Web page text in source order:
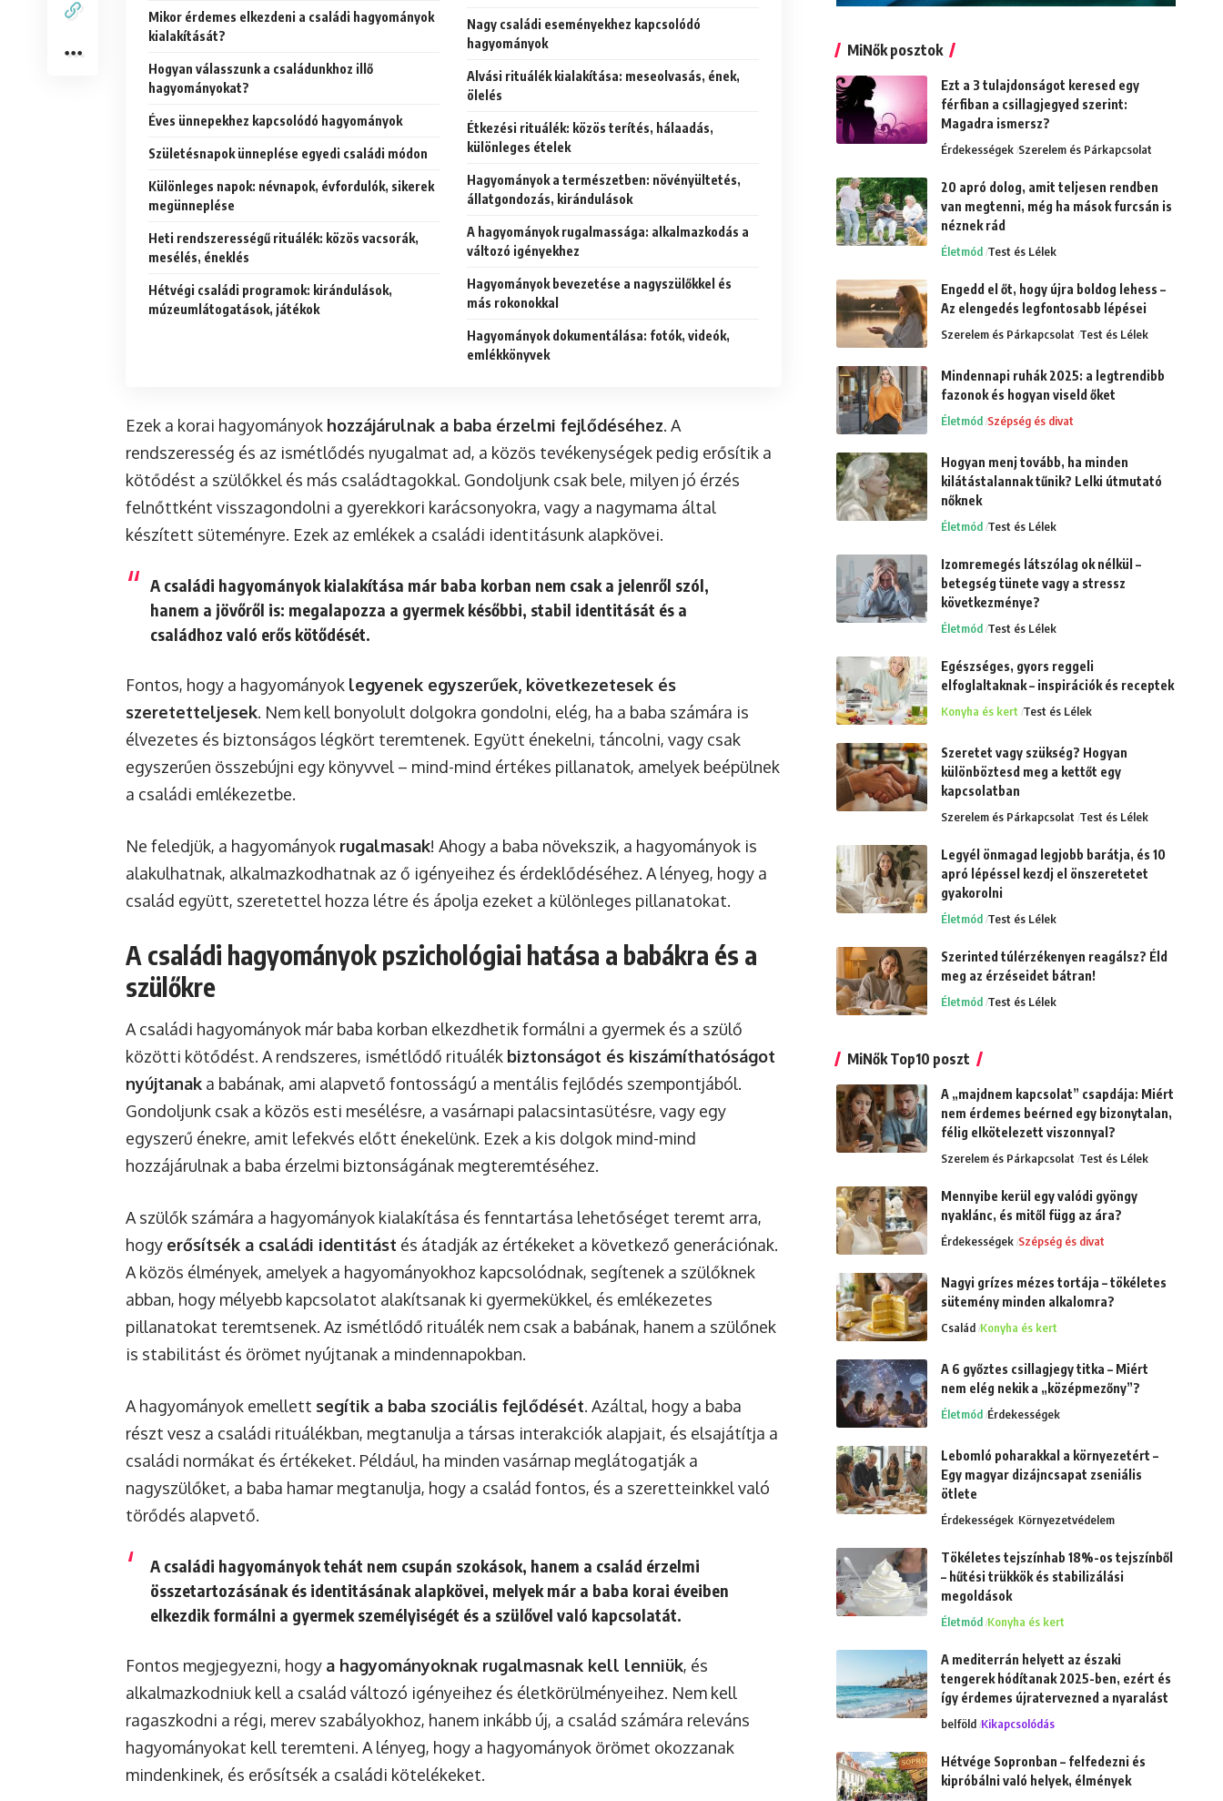
Mikor érdemes elkezdeni a családi hagyományok
kialakítását?
Hogyan válasszunk a családunkhoz illő
hagyományokat?
Éves ünnepekhez kapcsolódó hagyományok
Születésnapok ünneplése egyedi családi módon
Különleges napok: névnapok, évfordulók, sikerek
megünneplése
Heti rendszerességű rituálék: közös vacsorák,
mesélés, éneklés
Hétvégi családi programok: kirándulások,
múzeumlátogatások, játékok
Nagy családi eseményekhez kapcsolódó
hagyományok
Alvási rituálék kialakítása: meseolvasás, ének,
ölelés
Étkezési rituálék: közös terítés, hálaadás,
különleges ételek
Hagyományok a természetben: növényültetés,
állatgondozás, kirándulások
A hagyományok rugalmassága: alkalmazkodás a
változó igényekhez
Hagyományok bevezetése a nagyszülőkkel és
más rokonokkal
Hagyományok dokumentálása: fotók, videók,
emlékkönyvek
Ezek a korai hagyományok hozzájárulnak a baba érzelmi fejlődéséhez. A
rendszeresség és az ismétlődés nyugalmat ad, a közös tevékenységek pedig erősítik a
kötődést a szülőkkel és más családtagokkal. Gondoljunk csak bele, milyen jó érzés
felnőttként visszagondolni a gyerekkori karácsonyokra, vagy a nagymama által
készített süteményre. Ezek az emlékek a családi identitásunk alapkövei.
A családi hagyományok kialakítása már baba korban nem csak a jelenről szól,
hanem a jövőről is: megalapozza a gyermek későbbi, stabil identitását és a
családhoz való erős kötődését.
Fontos, hogy a hagyományok legyenek egyszerűek, következetesek és
szeretetteljesek. Nem kell bonyolult dolgokra gondolni, elég, ha a baba számára is
élvezetes és biztonságos légkört teremtenek. Együtt énekelni, táncolni, vagy csak
egyszerűen összebújni egy könyvvel – mind-mind értékes pillanatok, amelyek beépülnek
a családi emlékezetbe.
Ne feledjük, a hagyományok rugalmasak! Ahogy a baba növekszik, a hagyományok is
alakulhatnak, alkalmazkodhatnak az ő igényeihez és érdeklődéséhez. A lényeg, hogy a
család együtt, szeretettel hozza létre és ápolja ezeket a különleges pillanatokat.
A családi hagyományok pszichológiai hatása a babákra és a
szülőkre
A családi hagyományok már baba korban elkezdhetik formálni a gyermek és a szülő
közötti kötődést. A rendszeres, ismétlődő rituálék biztonságot és kiszámíthatóságot
nyújtanak a babának, ami alapvető fontosságú a mentális fejlődés szempontjából.
Gondoljunk csak a közös esti mesélésre, a vasárnapi palacsintasütésre, vagy egy
egyszerű énekre, amit lefekvés előtt énekelünk. Ezek a kis dolgok mind-mind
hozzájárulnak a baba érzelmi biztonságának megteremtéséhez.
A szülők számára a hagyományok kialakítása és fenntartása lehetőséget teremt arra,
hogy erősítsék a családi identitást és átadják az értékeket a következő generációnak.
A közös élmények, amelyek a hagyományokhoz kapcsolódnak, segítenek a szülőknek
abban, hogy mélyebb kapcsolatot alakítsanak ki gyermekükkel, és emlékezetes
pillanatokat teremtsenek. Az ismétlődő rituálék nem csak a babának, hanem a szülőnek
is stabilitást és örömet nyújtanak a mindennapokban.
A hagyományok emellett segítik a baba szociális fejlődését. Azáltal, hogy a baba
részt vesz a családi rituálékban, megtanulja a társas interakciók alapjait, és elsajátítja a
családi normákat és értékeket. Például, ha minden vasárnap meglátogatják a
nagyszülőket, a baba hamar megtanulja, hogy a család fontos, és a szeretteinkkel való
törődés alapvető.
A családi hagyományok tehát nem csupán szokások, hanem a család érzelmi
összetartozásának és identitásának alapkövei, melyek már a baba korai éveiben
elkezdik formálni a gyermek személyiségét és a szülővel való kapcsolatát.
Fontos megjegyezni, hogy a hagyományoknak rugalmasnak kell lenniük, és
alkalmazkodniuk kell a család változó igényeihez és életkörülményeihez. Nem kell
ragaszkodni a régi, merev szabályokhoz, hanem inkább új, a család számára releváns
hagyományokat kell teremteni. A lényeg, hogy a hagyományok örömet okozzanak
mindenkinek, és erősítsék a családi kötelékeket.
MiNők posztok
Ezt a 3 tulajdonságot keresed egy
férfiban a csillagjegyed szerint:
Magadra ismersz?
Érdekességek Szerelem és Párkapcsolat
20 apró dolog, amit teljesen rendben
van megtenni, még ha mások furcsán is
néznek rád
Életmód Test és Lélek
Engedd el őt, hogy újra boldog lehess –
Az elengedés legfontosabb lépései
Szerelem és Párkapcsolat Test és Lélek
Mindennapi ruhák 2025: a legtrendibb
fazonok és hogyan viseld őket
Életmód Szépség és divat
Hogyan menj tovább, ha minden
kilátástalannak tűnik? Lelki útmutató
nőknek
Életmód Test és Lélek
Izomremegés látszólag ok nélkül –
betegség tünete vagy a stressz
következménye?
Életmód Test és Lélek
Egészséges, gyors reggeli
elfoglaltaknak – inspirációk és receptek
Konyha és kert Test és Lélek
Szeretet vagy szükség? Hogyan
különböztesd meg a kettőt egy
kapcsolatban
Szerelem és Párkapcsolat Test és Lélek
Legyél önmagad legjobb barátja, és 10
apró lépéssel kezdj el önszeretetet
gyakorolni
Életmód Test és Lélek
Szerinted túlérzékenyen reagálsz? Éld
meg az érzéseidet bátran!
Életmód Test és Lélek
MiNők Top10 poszt
A „majdnem kapcsolat” csapdája: Miért
nem érdemes beérned egy bizonytalan,
félig elkötelezett viszonnyal?
Szerelem és Párkapcsolat Test és Lélek
Mennyibe kerül egy valódi gyöngy
nyaklánc, és mitől függ az ára?
Érdekességek Szépség és divat
Nagyi grízes mézes tortája – tökéletes
sütemény minden alkalomra?
Család Konyha és kert
A 6 győztes csillagjegy titka – Miért
nem elég nekik a „középmezőny”?
Életmód Érdekességek
Lebomló poharakkal a környezetért –
Egy magyar dizájncsapat zseniális
ötlete
Érdekességek Környezetvédelem
Tökéletes tejszínhab 18%-os tejszínből
– hűtési trükkök és stabilizálási
megoldások
Életmód Konyha és kert
A mediterrán helyett az északi
tengerek hódítanak 2025-ben, ezért és
így érdemes újratervezned a nyaralást
belföld Kikapcsolódás
Hétvége Sopronban – felfedezni és
kipróbálni való helyek, élmények